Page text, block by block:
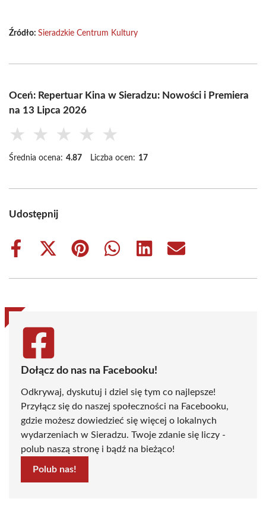
Źródło: Sieradzkie Centrum Kultury
Oceń: Repertuar Kina w Sieradzu: Nowości i Premiera
na 13 Lipca 2026
★ ★ ★ ★ ★
Średnia ocena: 4.87 Liczba ocen: 17
Udostępnij
Share
Share
(Twitter)
Share
Share
Share
Share
Dołącz do nas na Facebooku!
Odkrywaj, dyskutuj i dziel się tym co najlepsze!
Przyłącz się do naszej społeczności na Facebooku,
gdzie możesz dowiedzieć się więcej o lokalnych
wydarzeniach w Sieradzu. Twoje zdanie się liczy -
polub naszą stronę i bądź na bieżąco!
Polub nas!